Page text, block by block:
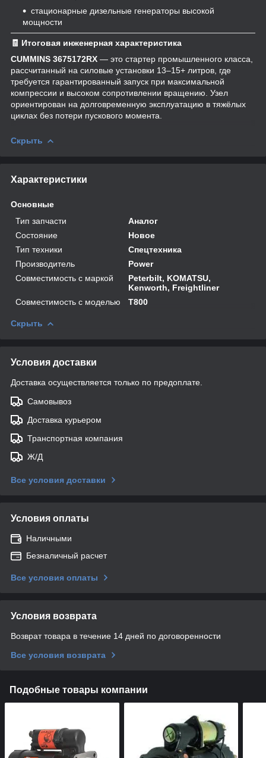
стационарные дизельные генераторы высокой
мощности
🧾 Итоговая инженерная характеристика
CUMMINS 3675172RX — это стартер промышленного класса,
рассчитанный на силовые установки 13–15+ литров, где
требуется гарантированный запуск при максимальной
компрессии и высоком сопротивлении вращению. Узел
ориентирован на долговременную эксплуатацию в тяжёлых
циклах без потери пускового момента.
Скрыть
Характеристики
Основные
Тип запчасти
Аналог
Состояние
Новое
Тип техники
Спецтехника
Производитель
Power
Совместимость с маркой
Peterbilt, KOMATSU,
Kenworth, Freightliner
Совместимость с моделью
T800
Скрыть
Условия доставки
Доставка осуществляется только по предоплате.
Самовывоз
Доставка курьером
Транспортная компания
Ж/Д
Все условия доставки
Условия оплаты
Наличными
Безналичный расчет
Все условия оплаты
Условия возврата
Возврат товара в течение 14 дней по договоренности
Все условия возврата
Подобные товары компании